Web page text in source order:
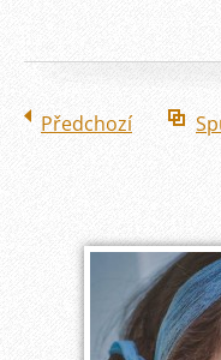
Předchozí